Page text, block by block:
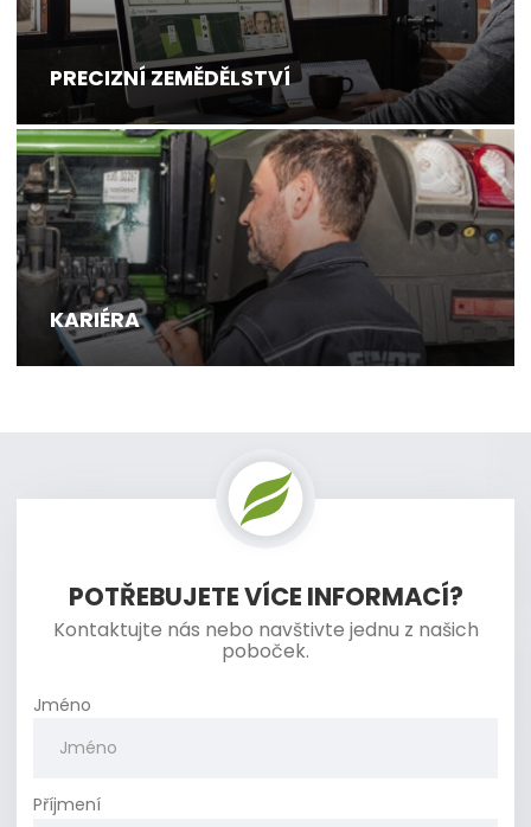
PRECIZNÍ ZEMĚDĚLSTVÍ
KARIÉRA
POTŘEBUJETE VÍCE INFORMACÍ?
Kontaktujte nás nebo navštivte jednu z našich
poboček.
Jméno
Příjmení